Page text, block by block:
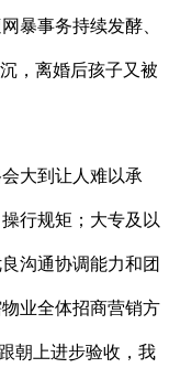
暴事务持续发酵、
，离婚后孩子又被
大到让人难以承
行规矩；大专及以
沟通协调能力和团
业全体招商营销方
朝上进步验收，我